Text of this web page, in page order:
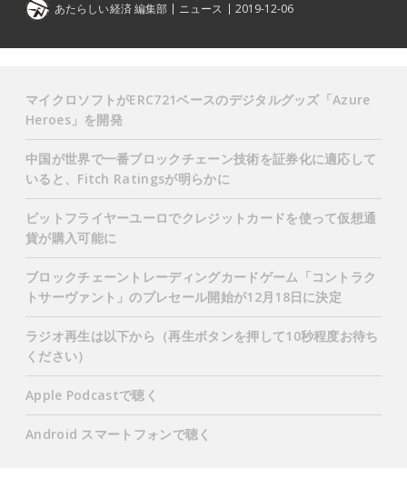
あたらしい経済 編集部 ニュース 2019-12-06
マイクロソフトがERC721ベースのデジタルグッズ「Azure
Heroes」を開発
中国が世界で一番ブロックチェーン技術を証券化に適応して
いると、Fitch Ratingsが明らかに
ビットフライヤーユーロでクレジットカードを使って仮想通
貨が購入可能に
ブロックチェーントレーディングカードゲーム「コントラク
トサーヴァント」のプレセール開始が12月18日に決定
ラジオ再生は以下から（再生ボタンを押して10秒程度お待ち
ください）
Apple Podcastで聴く
Android スマートフォンで聴く